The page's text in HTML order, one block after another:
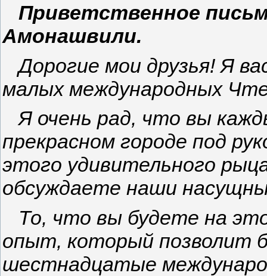
Приветственное
Амонашвили.
Дорогие мои друзья! Я
малых международных
Я очень рад, что вы
прекрасном городе под
этого удивительного
обсуждаете наши
То, что вы будете на
опыт, который позволит
шестнадцатые